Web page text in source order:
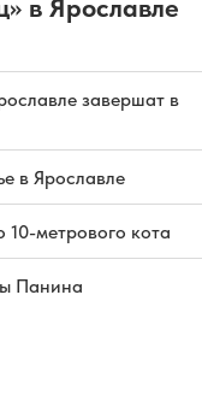
в Ярославле
завершат в
в Ярославле
10-метрового кота
Панина